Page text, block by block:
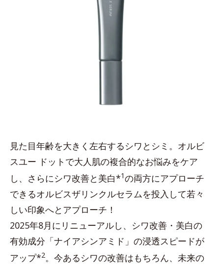
見た目年齢を大きく左右するシワとシミ。オルビ
スユー ドットで大人肌の複合的なお悩みをケア
し、さらにシワ改善と美白*1の両方にアプローチ
できるオルビスザリンクルセラムを投入して若々
しい印象へとアプローチ！
2025年8月にリニューアルし、シワ改善・美白の
有効成分「ナイアシンアミド」の浸透スピードが
アップ*2。今あるシワの改善はもちろん、未来の